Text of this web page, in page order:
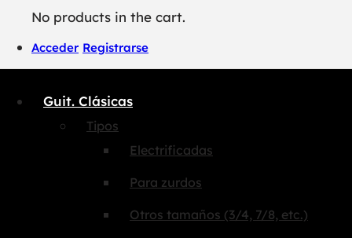
No products in the cart.
Acceder Registrarse
Guit. Clásicas
Tipos
Electrificadas
Para zurdos
Otros tamaños (3/4, 7/8, etc.)